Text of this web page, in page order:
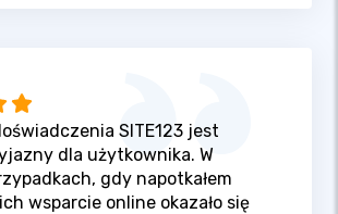
SITE123 jest
dla użytkownika. W
gdy napotkałem
wsparcie online okazało się